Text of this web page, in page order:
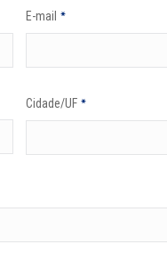
E-mail *
Cidade/UF *